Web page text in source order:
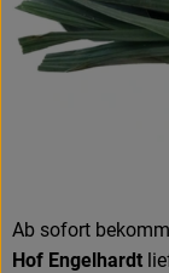
Ab sofort
Hof Engelhardt